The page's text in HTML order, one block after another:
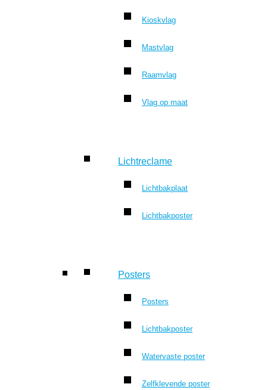
Kioskvlag
Mastvlag
Raamvlag
Vlag op maat
Lichtreclame
Lichtbakplaat
Lichtbakposter
Posters
Posters
Lichtbakposter
Watervaste poster
Zelfklevende poster